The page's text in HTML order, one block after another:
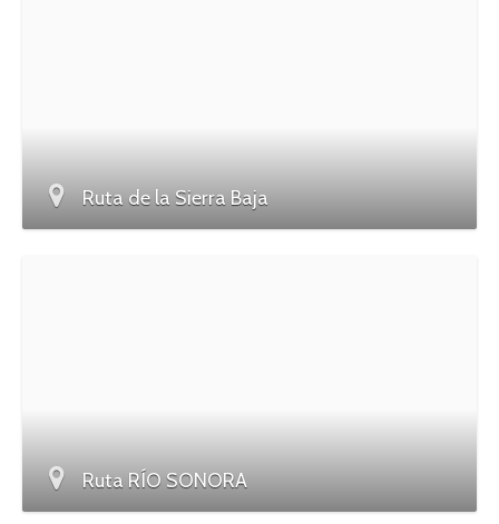
Ruta de la Sierra Baja
Ruta RÍO SONORA